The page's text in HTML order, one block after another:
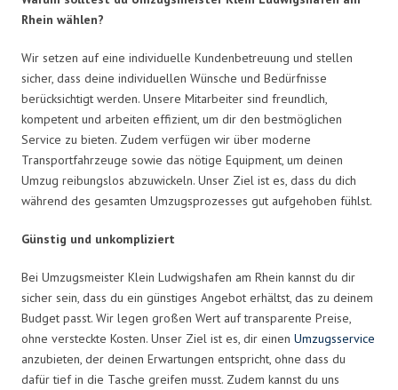
Rhein wählen?
Wir setzen auf eine individuelle Kundenbetreuung und stellen
sicher, dass deine individuellen Wünsche und Bedürfnisse
berücksichtigt werden. Unsere Mitarbeiter sind freundlich,
kompetent und arbeiten effizient, um dir den bestmöglichen
Service zu bieten. Zudem verfügen wir über moderne
Transportfahrzeuge sowie das nötige Equipment, um deinen
Umzug reibungslos abzuwickeln. Unser Ziel ist es, dass du dich
während des gesamten Umzugsprozesses gut aufgehoben fühlst.
Günstig und unkompliziert
Bei Umzugsmeister Klein Ludwigshafen am Rhein kannst du dir
sicher sein, dass du ein günstiges Angebot erhältst, das zu deinem
Budget passt. Wir legen großen Wert auf transparente Preise,
ohne versteckte Kosten. Unser Ziel ist es, dir einen Umzugsservice
anzubieten, der deinen Erwartungen entspricht, ohne dass du
dafür tief in die Tasche greifen musst. Zudem kannst du uns